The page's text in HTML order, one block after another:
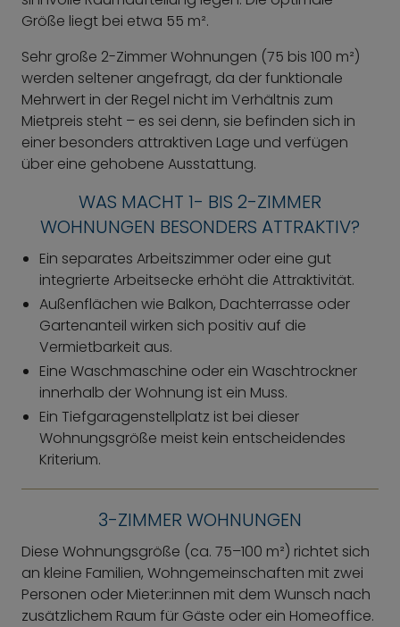
Größe liegt bei etwa 55 m².
Sehr große 2-Zimmer Wohnungen (75 bis 100 m²)
werden seltener angefragt, da der funktionale
Mehrwert in der Regel nicht im Verhältnis zum
Mietpreis steht – es sei denn, sie befinden sich in
einer besonders attraktiven Lage und verfügen
über eine gehobene Ausstattung.
WAS MACHT 1- BIS 2-ZIMMER
WOHNUNGEN BESONDERS ATTRAKTIV?
Ein separates Arbeitszimmer oder eine gut
integrierte Arbeitsecke erhöht die Attraktivität.
Außenflächen wie Balkon, Dachterrasse oder
Gartenanteil wirken sich positiv auf die
Vermietbarkeit aus.
Eine Waschmaschine oder ein Waschtrockner
innerhalb der Wohnung ist ein Muss.
Ein Tiefgaragenstellplatz ist bei dieser
Wohnungsgröße meist kein entscheidendes
Kriterium.
3-ZIMMER WOHNUNGEN
Diese Wohnungsgröße (ca. 75–100 m²) richtet sich
an kleine Familien, Wohngemeinschaften mit zwei
Personen oder Mieter:innen mit dem Wunsch nach
zusätzlichem Raum für Gäste oder ein Homeoffice.